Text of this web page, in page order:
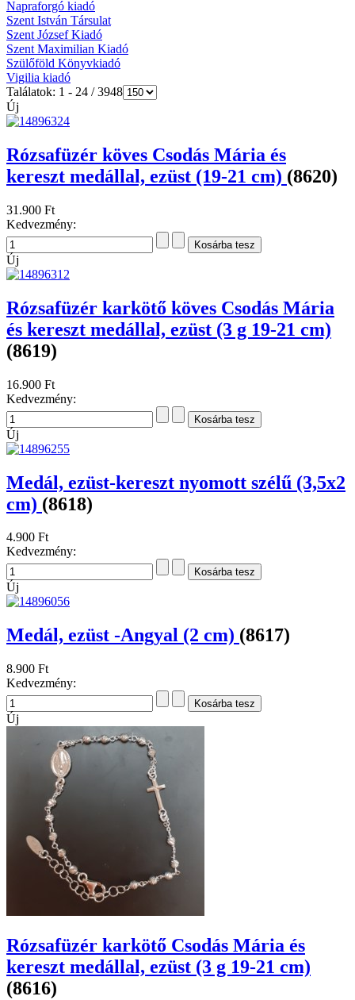
Napraforgó kiadó
Szent István Társulat
Szent József Kiadó
Szent Maximilian Kiadó
Szülőföld Könyvkiadó
Vigilia kiadó
Találatok: 1 - 24 / 3948
Új
Rózsafüzér köves Csodás Mária és
kereszt medállal, ezüst (19-21 cm) (8620)
31.900 Ft
Kedvezmény:
Új
Rózsafüzér karkötő köves Csodás Mária
és kereszt medállal, ezüst (3 g 19-21 cm)
(8619)
16.900 Ft
Kedvezmény:
Új
Medál, ezüst-kereszt nyomott szélű (3,5x2
cm) (8618)
4.900 Ft
Kedvezmény:
Új
Medál, ezüst -Angyal (2 cm) (8617)
8.900 Ft
Kedvezmény:
Új
Rózsafüzér karkötő Csodás Mária és
kereszt medállal, ezüst (3 g 19-21 cm)
(8616)